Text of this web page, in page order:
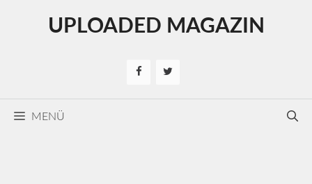
UPLOADED MAGAZIN
MENÜ